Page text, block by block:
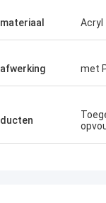
Acryl
met